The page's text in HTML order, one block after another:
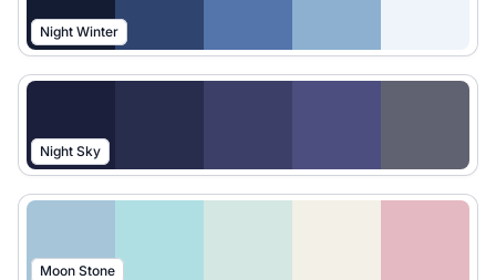
Night Winter
Night Sky
Moon Stone